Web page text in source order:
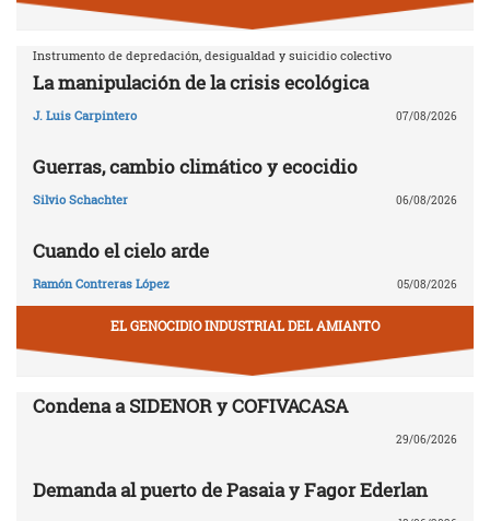
Instrumento de depredación, desigualdad y suicidio colectivo
La manipulación de la crisis ecológica
J. Luis Carpintero 07/08/2026
Guerras, cambio climático y ecocidio
Silvio Schachter 06/08/2026
Cuando el cielo arde
Ramón Contreras López 05/08/2026
EL GENOCIDIO INDUSTRIAL DEL AMIANTO
Condena a SIDENOR y COFIVACASA
29/06/2026
Demanda al puerto de Pasaia y Fagor Ederlan